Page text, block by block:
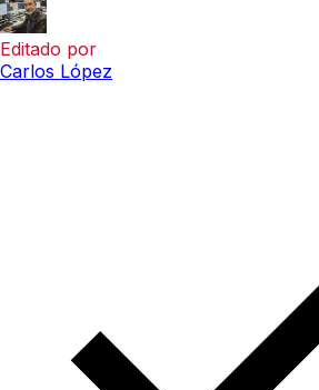
Editado por
Carlos López